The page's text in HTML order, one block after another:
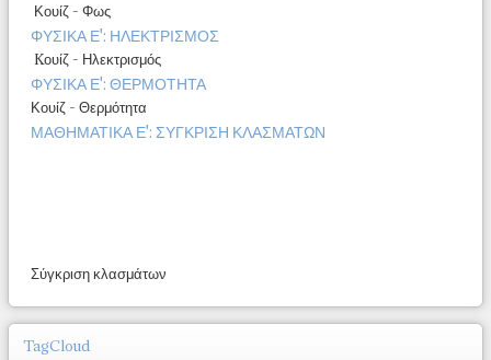
Κουίζ - Φως
ΦΥΣΙΚΑ Ε': ΗΛΕΚΤΡΙΣΜΟΣ
Kουίζ - Ηλεκτρισμός
ΦΥΣΙΚΑ Ε': ΘΕΡΜΟΤΗΤΑ
Κουίζ - Θερμότητα
ΜΑΘΗΜΑΤΙΚΑ Ε': ΣΥΓΚΡΙΣΗ ΚΛΑΣΜΑΤΩΝ
Σύγκριση κλασμάτων
TagCloud